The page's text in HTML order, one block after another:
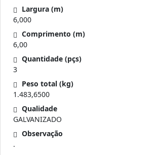
Largura (m)
6,000
Comprimento (m)
6,00
Quantidade (pçs)
3
Peso total (kg)
1.483,6500
Qualidade
GALVANIZADO
Observação
.